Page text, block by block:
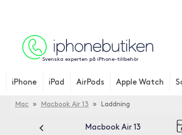
Svenska experten på iPhone-tillbehör
iPhone iPad AirPods Apple Watch
Mac » Macbook Air 13 » Laddning
Macbook Air 13